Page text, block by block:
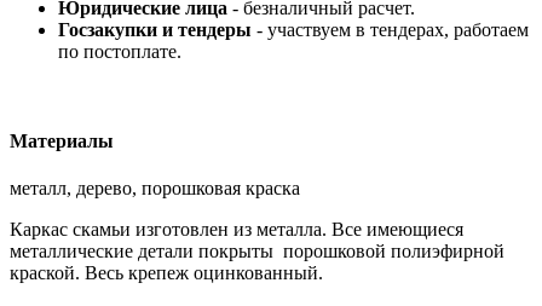
Юридические лица - безналичный расчет.
Госзакупки и тендеры - участвуем в тендерах, работаем
по постоплате.
Материалы
металл, дерево, порошковая краска
Каркас скамьи изготовлен из металла. Все имеющиеся
металлические детали покрыты порошковой полиэфирной
краской. Весь крепеж оцинкованный.